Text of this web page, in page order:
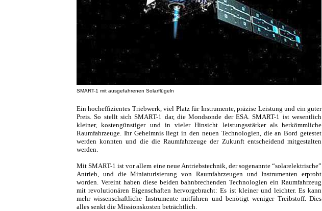
SMART-1 mit ausgefahrenen Solarflügeln
Ein hocheffizientes Triebwerk, viel Platz für Instrumente, präzise Leistung und ein guter
Preis. So stellt sich SMART-1 dar, die Mondsonde der ESA. SMART-1 ist wesentlich
kleiner, kostengünstiger und in vieler Hinsicht leistungsstärker als herkömmliche
Raumfahrzeuge. Ihr Geheimnis liegt in den neuen Technologien, die an Bord getestet
werden konnten und die die Raumfahrzeuge der Zukunft entscheidend mitgestalten
werden.
Mit SMART-1 ist vor allem eine neue Antriebstechnik, der sogenannte “solarelektrische”
Antrieb, und die Miniaturisierung von Raumfahrzeugen und Instrumenten erprobt
worden. Vereint haben diese beiden bahnbrechenden Technologien ein Raumfahrzeug
mit revolutionären Eigenschaften hervorgebracht: Es ist kleiner und leichter. Es kann
mehr wissenschaftliche Instrumente mitführen und benötigt weniger Treibstoff. Dies
alles senkt die Missionskosten beträchtlich.